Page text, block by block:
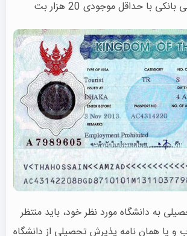
با حداقل موجودی 20 هزار بت
به دانشگاه مورد نظر خود، باید منتظر
و یا همان نامه پذیرش تحصیلی از دانشگاه